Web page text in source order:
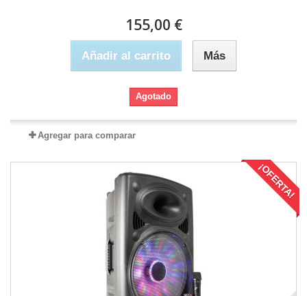
155,00 €
Añadir al carrito Más
Agotado
Agregar para comparar
¡OFERTA!